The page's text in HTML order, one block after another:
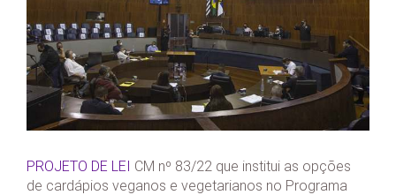
PROJETO DE LEI CM nº 83/22 que institui as opções
de cardápios veganos e vegetarianos no Programa